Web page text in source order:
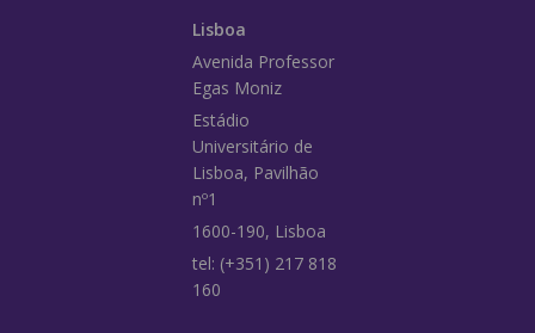
Lisboa
Avenida Professor
Egas Moniz
Estádio
Universitário de
Lisboa, Pavilhão
nº1
1600-190, Lisboa
tel: (+351) 217 818
160